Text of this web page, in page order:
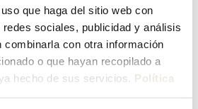
que haga del sitio web con
sociales, publicidad y análisis
combinarla con otra información
o que hayan recopilado a
hecho de sus servicios. Política